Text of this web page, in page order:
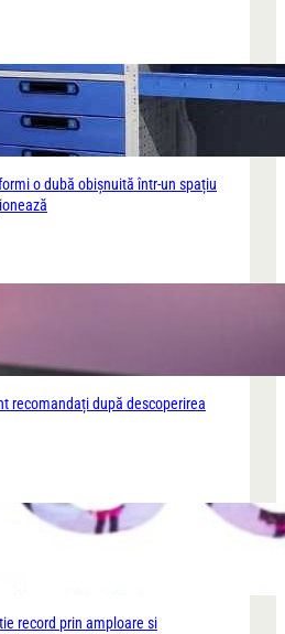
o dubă obișnuită într-un spațiu
recomandați după descoperirea
record prin amploare si